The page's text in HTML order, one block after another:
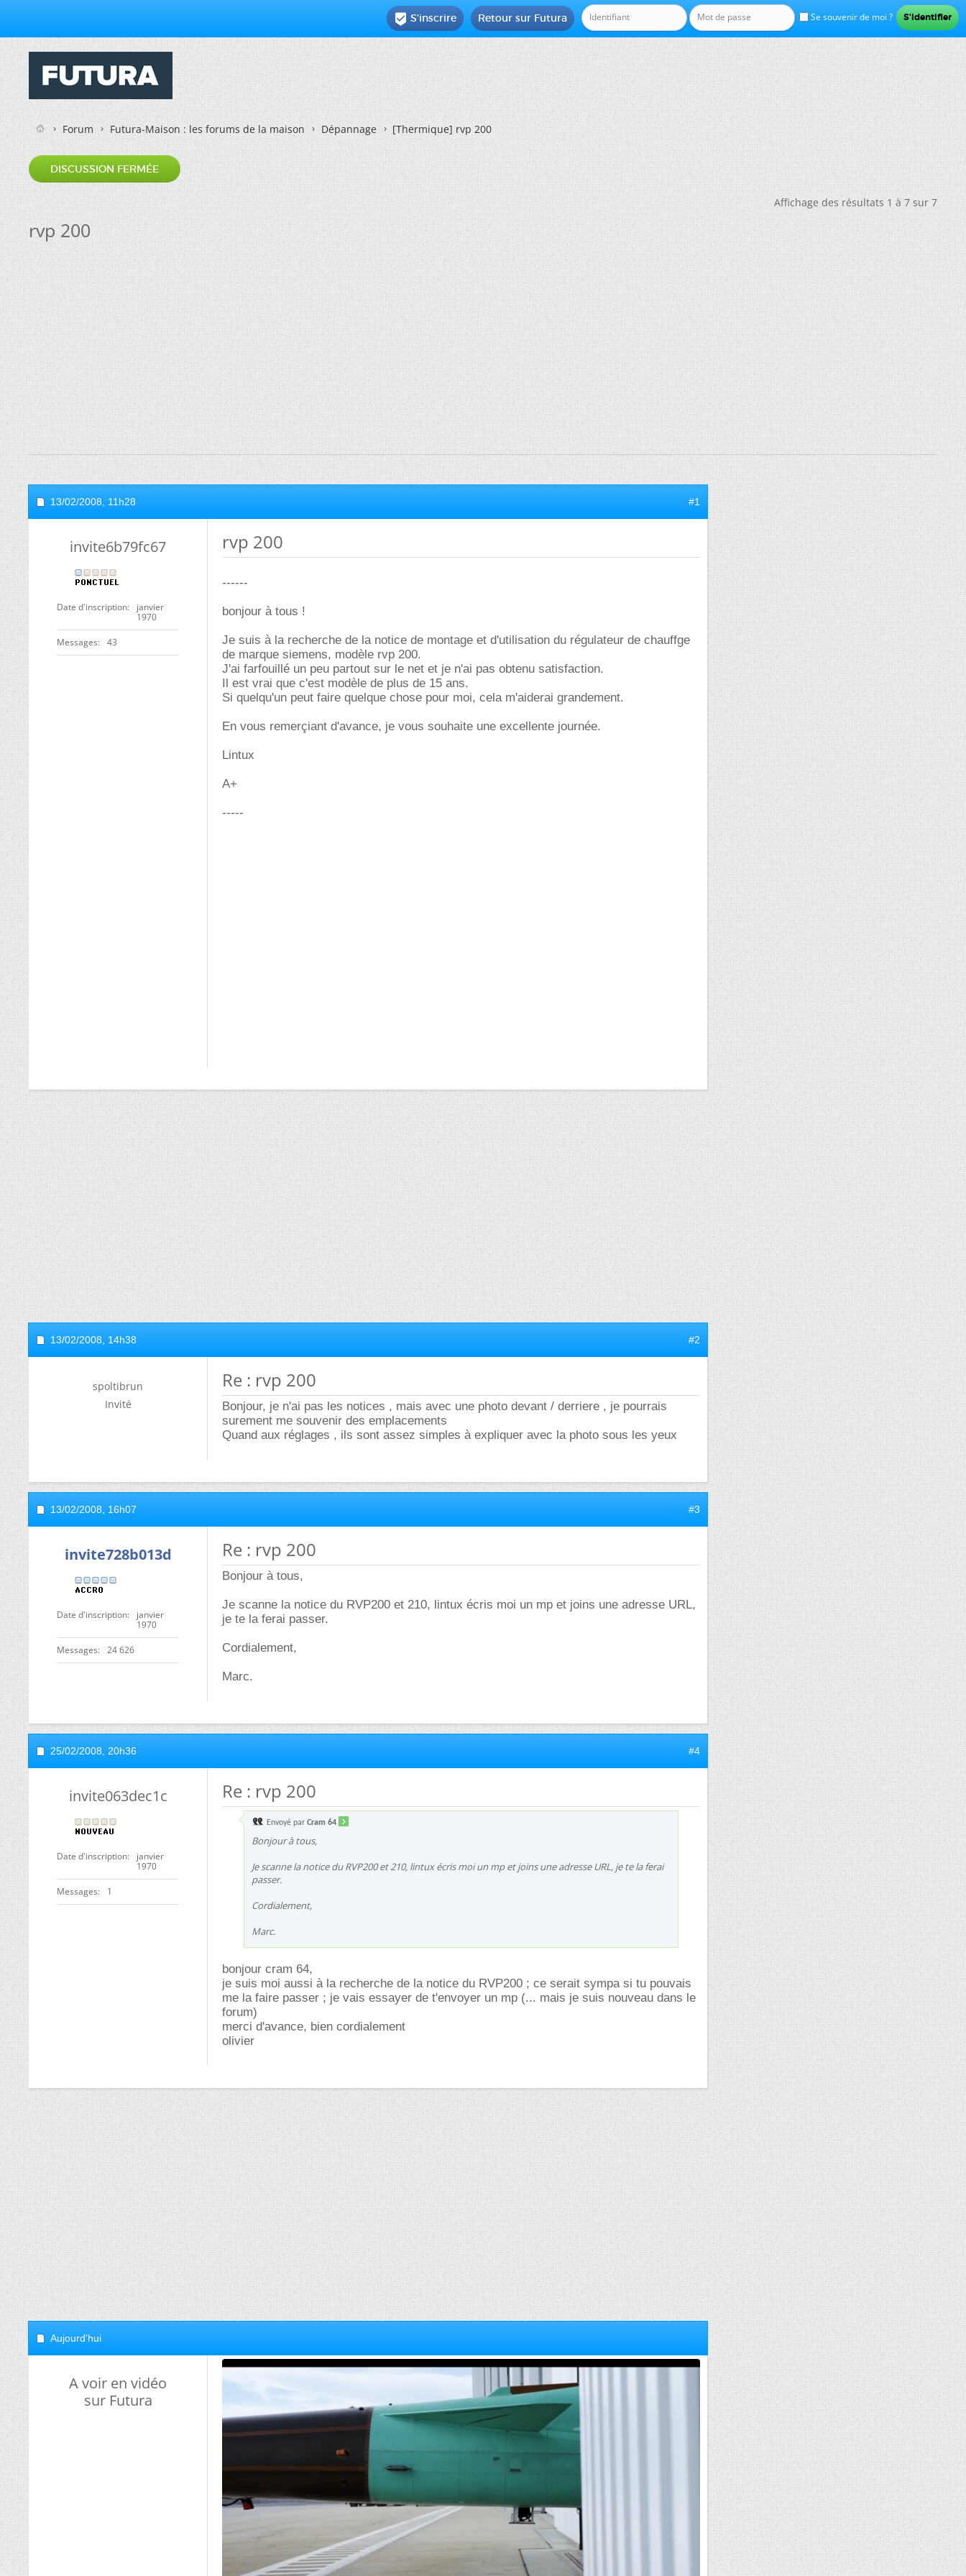
Se souvenir de moi ?
Retour sur Futura
 S'inscrire
Forum Futura-Maison : les forums de la maison Dépannage [Thermique]rvp 200
DISCUSSION FERMÉE
Affichage des résultats 1 à 7 sur 7
rvp 200
13/02/2008, 11h28 #1
invite6b79fc67
Date d'inscription
janvier
1970
Messages 43
rvp 200
------
bonjour à tous !
Je suis à la recherche de la notice de montage et d'utilisation du régulateur de chauffge
de marque siemens, modèle rvp 200.
J'ai farfouillé un peu partout sur le net et je n'ai pas obtenu satisfaction.
Il est vrai que c'est modèle de plus de 15 ans.
Si quelqu'un peut faire quelque chose pour moi, cela m'aiderai grandement.
En vous remerçiant d'avance, je vous souhaite une excellente journée.
Lintux
A+
-----
13/02/2008, 14h38 #2
spoltibrun
Invité
Re : rvp 200
Bonjour, je n'ai pas les notices , mais avec une photo devant / derriere , je pourrais
surement me souvenir des emplacements
Quand aux réglages , ils sont assez simples à expliquer avec la photo sous les yeux
13/02/2008, 16h07 #3
invite728b013d
Date d'inscription
janvier
1970
Messages 24 626
Re : rvp 200
Bonjour à tous,
Je scanne la notice du RVP200 et 210, lintux écris moi un mp et joins une adresse URL,
je te la ferai passer.
Cordialement,
Marc.
25/02/2008, 20h36 #4
invite063dec1c
Date d'inscription
janvier
1970
Messages 1
Re : rvp 200
Envoyé par Cram 64
Bonjour à tous,
Je scanne la notice du RVP200 et 210, lintux écris moi un mp et joins une adresse URL, je te la ferai
passer.
Cordialement,
Marc.
bonjour cram 64,
je suis moi aussi à la recherche de la notice du RVP200 ; ce serait sympa si tu pouvais
me la faire passer ; je vais essayer de t'envoyer un mp (... mais je suis nouveau dans le
forum)
merci d'avance, bien cordialement
olivier
Aujourd'hui
A voir en vidéo
sur Futura